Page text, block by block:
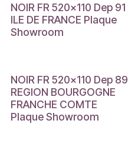
NOIR FR 520x110 Dep 91
ILE DE FRANCE Plaque
Showroom
NOIR FR 520x110 Dep 89
REGION BOURGOGNE
FRANCHE COMTE
Plaque Showroom